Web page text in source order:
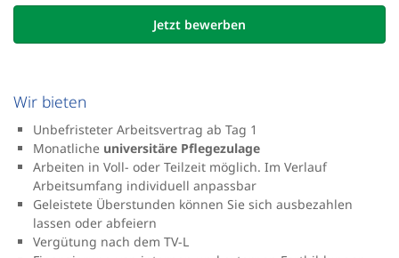
Jetzt bewerben
Wir bieten
Unbefristeter Arbeitsvertrag ab Tag 1
Monatliche universitäre Pflegezulage
Arbeiten in Voll- oder Teilzeit möglich. Im Verlauf
Arbeitsumfang individuell anpassbar
Geleistete Überstunden können Sie sich ausbezahlen
lassen oder abfeiern
Vergütung nach dem TV-L